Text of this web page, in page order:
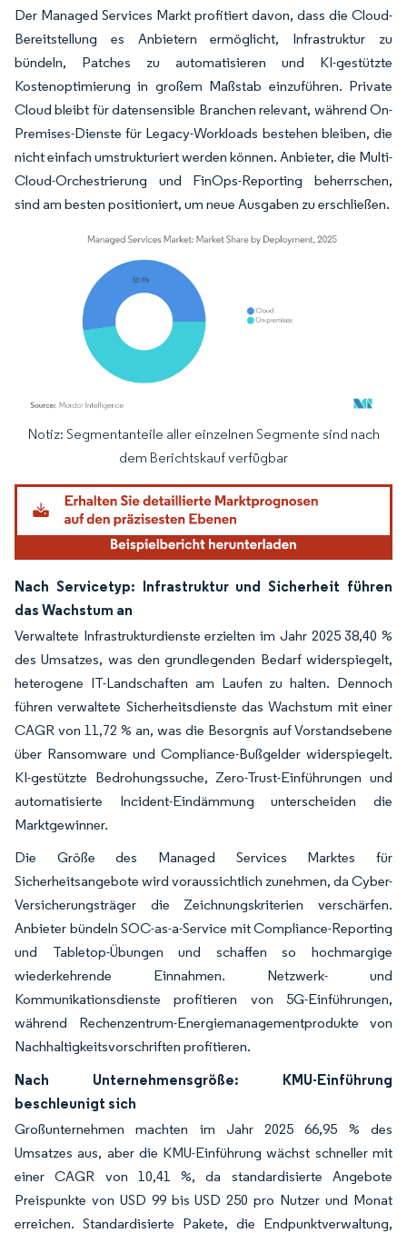
Der Managed Services Markt profitiert davon, dass die Cloud-
Bereitstellung es Anbietern ermöglicht, Infrastruktur zu
bündeln, Patches zu automatisieren und KI-gestützte
Kostenoptimierung in großem Maßstab einzuführen. Private
Cloud bleibt für datensensible Branchen relevant, während On-
Premises-Dienste für Legacy-Workloads bestehen bleiben, die
nicht einfach umstrukturiert werden können. Anbieter, die Multi-
Cloud-Orchestrierung und FinOps-Reporting beherrschen,
sind am besten positioniert, um neue Ausgaben zu erschließen.
Bild © Mordor Intelligence. Wiederverwendung erfordert Namensnennung
Notiz: Segmentanteile aller einzelnen Segmente sind nach
dem Berichtskauf verfügbar
Nach Servicetyp: Infrastruktur und Sicherheit führen
das Wachstum an
Verwaltete Infrastrukturdienste erzielten im Jahr 2025 38,40 %
des Umsatzes, was den grundlegenden Bedarf widerspiegelt,
heterogene IT-Landschaften am Laufen zu halten. Dennoch
führen verwaltete Sicherheitsdienste das Wachstum mit einer
CAGR von 11,72 % an, was die Besorgnis auf Vorstandsebene
über Ransomware und Compliance-Bußgelder widerspiegelt.
KI-gestützte Bedrohungssuche, Zero-Trust-Einführungen und
automatisierte Incident-Eindämmung unterscheiden die
Marktgewinner.
Die Größe des Managed Services Marktes für
Sicherheitsangebote wird voraussichtlich zunehmen, da Cyber-
Versicherungsträger die Zeichnungskriterien verschärfen.
Anbieter bündeln SOC-as-a-Service mit Compliance-Reporting
und Tabletop-Übungen und schaffen so hochmargige
wiederkehrende Einnahmen. Netzwerk- und
Kommunikationsdienste profitieren von 5G-Einführungen,
während Rechenzentrum-Energiemanagementprodukte von
Nachhaltigkeitsvorschriften profitieren.
Nach Unternehmensgröße: KMU-Einführung
beschleunigt sich
Großunternehmen machten im Jahr 2025 66,95 % des
Umsatzes aus, aber die KMU-Einführung wächst schneller mit
einer CAGR von 10,41 %, da standardisierte Angebote
Preispunkte von USD 99 bis USD 250 pro Nutzer und Monat
erreichen. Standardisierte Pakete, die Endpunktverwaltung,